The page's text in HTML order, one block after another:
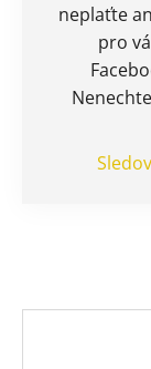
neplaťte
pro